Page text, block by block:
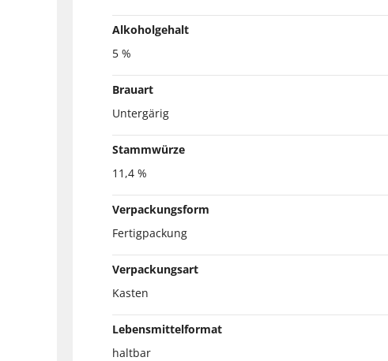
Alkoholgehalt
5 %
Brauart
Untergärig
Stammwürze
11,4 %
Verpackungsform
Fertigpackung
Verpackungsart
Kasten
Lebensmittelformat
haltbar